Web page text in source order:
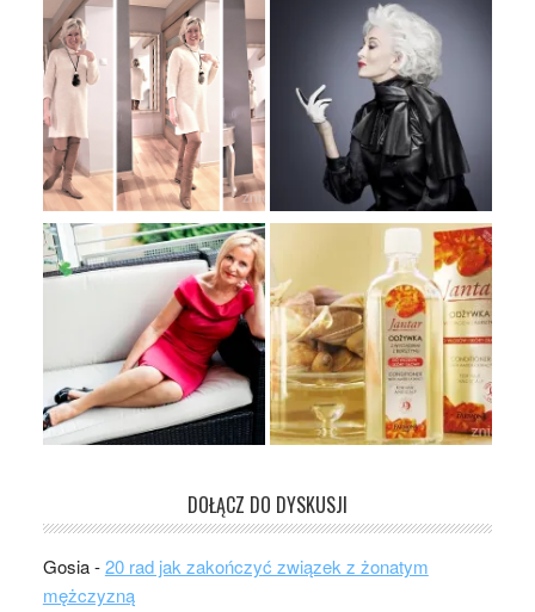
DOŁĄCZ DO DYSKUSJI
Gosia-20 rad jak zakończyć związek z żonatym
mężczyzną